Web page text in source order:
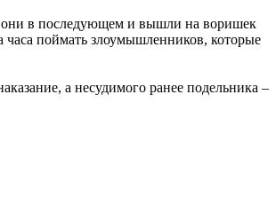
они в последующем и вышли на воришек
часа поймать злоумышленников, которые
а несудимого ранее подельника –